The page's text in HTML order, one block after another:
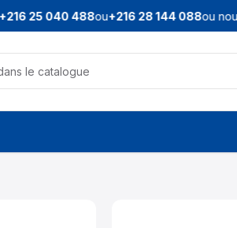
25 040 488ou+216 28 144 088ou